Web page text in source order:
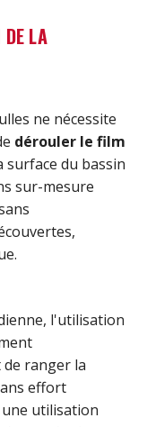
DE LA
ne nécessite
dérouler le film
surface du bassin
sur-mesure
l'utilisation
de ranger la
effort
utilisation